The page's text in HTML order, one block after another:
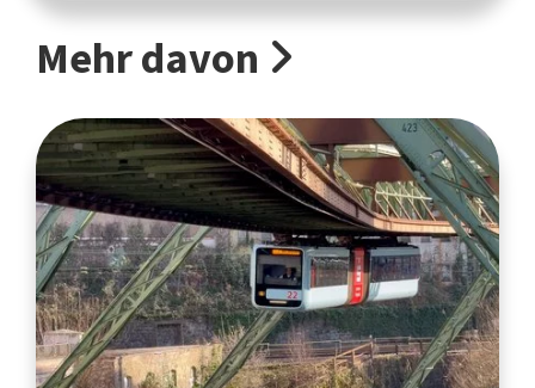
Mehr davon